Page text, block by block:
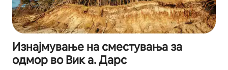
Изнајмување на сместувања за
одмор во Вик а. Дарс